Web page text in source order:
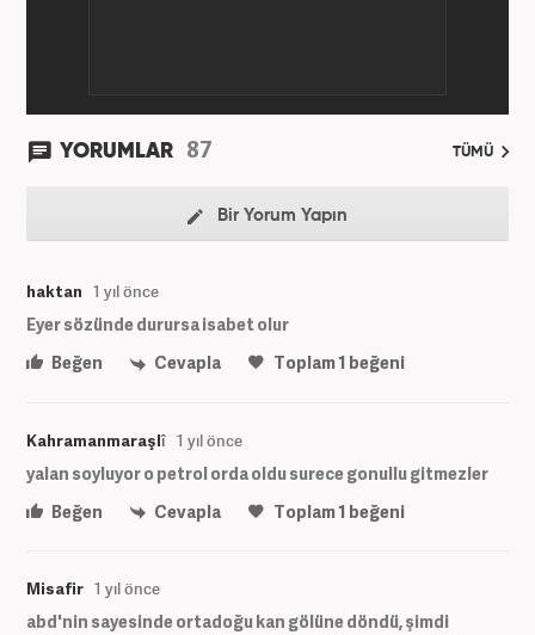
YORUMLAR 87 TÜMÜ
Bir Yorum Yapın
haktan 1 yıl önce
Eyer sözünde durursa isabet olur
Beğen
Cevapla Toplam1 beğeni
Kahramanmaraşlî 1 yıl önce
yalan soyluyor o petrol orda oldu surece gonullu gitmezler
Beğen
Cevapla Toplam1 beğeni
Misafir 1 yıl önce
abd'nin sayesinde ortadoğu kan gölüne döndü, şimdi